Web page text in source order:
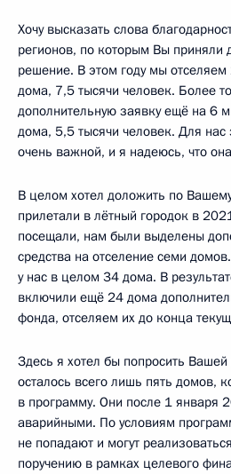
Хочу высказать слова
регионов, по которым Вы приняли
решение. В этом году мы
дома, 7,5 тысячи человек. Более
дополнительную заявку ещё на 6
дома, 5,5 тысячи человек. Для нас
очень важной, и я надеюсь, что
В целом хотел доложить по
прилетали в лётный городок в
посещали, нам были выделены
средства на отселение семи
у нас в целом 34 дома. В
включили ещё 24 дома
фонда, отселяем их до конца
Здесь я хотел бы попросить
осталось всего лишь пять домов,
в программу. Они после 1 января
аварийными. По условиям
не попадают и могут
поручению в рамках целевого